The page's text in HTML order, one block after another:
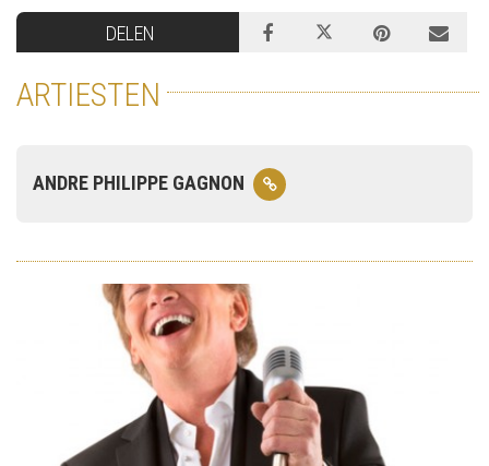
DELEN
ARTIESTEN
ANDRE PHILIPPE GAGNON